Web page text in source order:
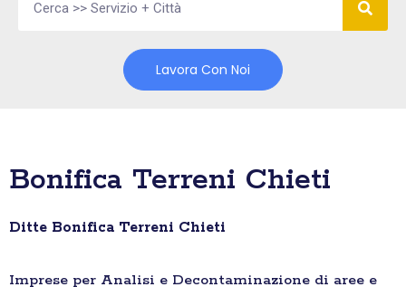
Lavora Con Noi
Bonifica Terreni Chieti
Ditte Bonifica Terreni Chieti
Imprese per Analisi e Decontaminazione di aree e